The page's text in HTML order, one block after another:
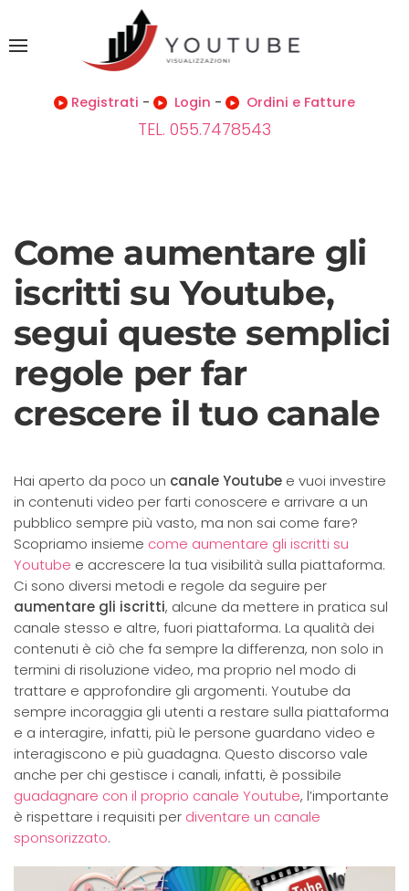
Registrati - Login - Ordini e Fatture
TEL. 055.7478543
Come aumentare gli
iscritti su Youtube,
segui queste semplici
regole per far
crescere il tuo canale
Hai aperto da poco un canale Youtube e vuoi investire
in contenuti video per farti conoscere e arrivare a un
pubblico sempre più vasto, ma non sai come fare?
Scopriamo insieme come aumentare gli iscritti su
Youtube e accrescere la tua visibilità sulla piattaforma.
Ci sono diversi metodi e regole da seguire per
aumentare gli iscritti, alcune da mettere in pratica sul
canale stesso e altre, fuori piattaforma. La qualità dei
contenuti è ciò che fa sempre la differenza, non solo in
termini di risoluzione video, ma proprio nel modo di
trattare e approfondire gli argomenti. Youtube da
sempre incoraggia gli utenti a restare sulla piattaforma
e a interagire, infatti, più le persone guardano video e
interagiscono e più guadagna. Questo discorso vale
anche per chi gestisce i canali, infatti, è possibile
guadagnare con il proprio canale Youtube, l’importante
è rispettare i requisiti per diventare un canale
sponsorizzato.